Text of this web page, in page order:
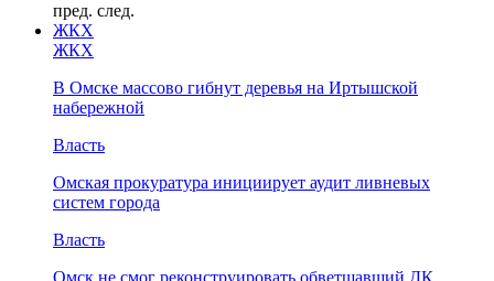
пред. след.
ЖКХ
ЖКХ
В Омске массово гибнут деревья на Иртышской
набережной
Власть
Омская прокуратура инициирует аудит ливневых
систем города
Власть
Омск не смог реконструировать обветшавший ДК